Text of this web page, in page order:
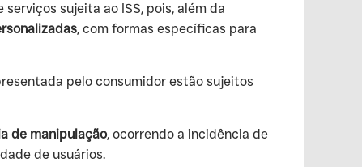
sujeita ao ISS, pois, além da
, com formas específicas para
pelo consumidor estão sujeitos
de manipulação, ocorrendo a incidência de
de usuários.